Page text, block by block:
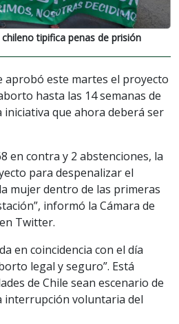
tipifica penas de prisión
aprobó este martes el proyecto
hasta las 14 semanas de
que ahora deberá ser
en contra y 2 abstenciones, la
para despenalizar el
mujer dentro de las primeras
informó la Cámara de
Twitter.
en coincidencia con el día
legal y seguro”. Está
de Chile sean escenario de
interrupción voluntaria del